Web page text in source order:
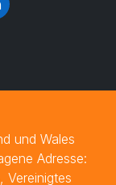
und Wales
Adresse:
Vereinigtes